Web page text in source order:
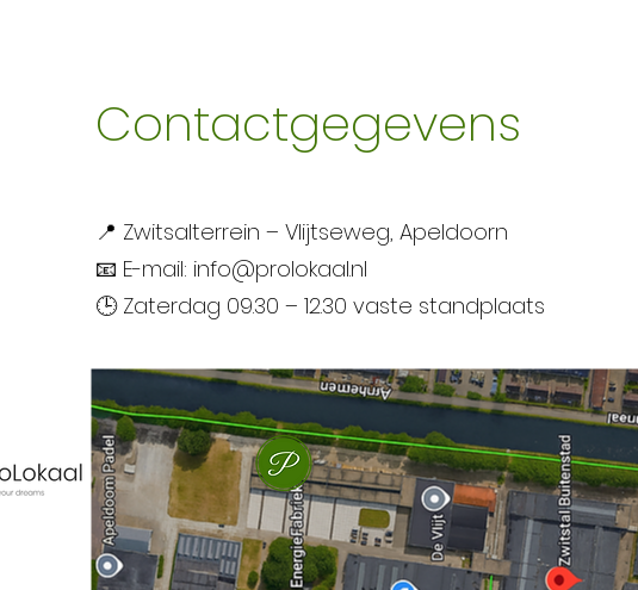
Contactgegevens
📍 Zwitsalterrein – Vlijtseweg, Apeldoorn
📧 E-mail: info@prolokaal.nl
🕒 Zaterdag 09.30 – 12.30 vaste standplaats